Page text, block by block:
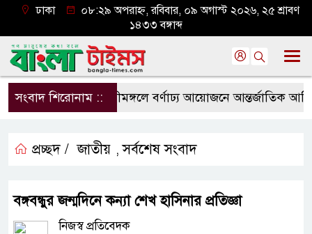
ঢাকা
০৮:২৯ অপরাহ্ন, রবিবার, ০৯ অগাস্ট ২০২৬, ২৫ শ্রাবণ
১৪৩৩ বঙ্গাব্দ
সংবাদ শিরোনাম ::শ্রীমঙ্গলে বর্ণাঢ্য আয়োজনে আন্তর্জাতিক
প্রচ্ছদ / জাতীয় ,সর্বশেষ সংবাদ
বঙ্গবন্ধুর জন্মদিনে কন্যা শেখ হাসিনার প্রতিজ্ঞা
নিজস্ব প্রতিবেদক